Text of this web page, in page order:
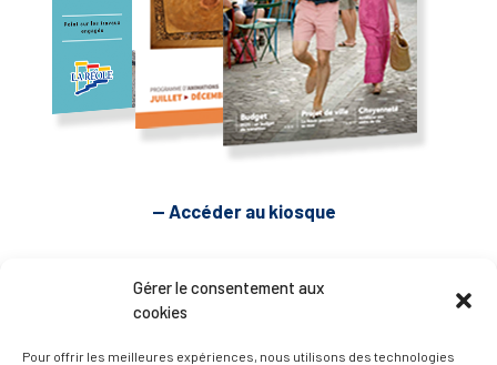
Gérer le consentement aux
cookies
Pour offrir les meilleures expériences, nous utilisons des technologies
— Accéder au kiosque
D’ART ET D’HISTOIRE
— Découvrir et visiter